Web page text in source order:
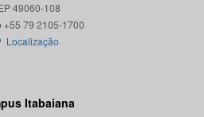
49060-108
Localização
Itabaiana